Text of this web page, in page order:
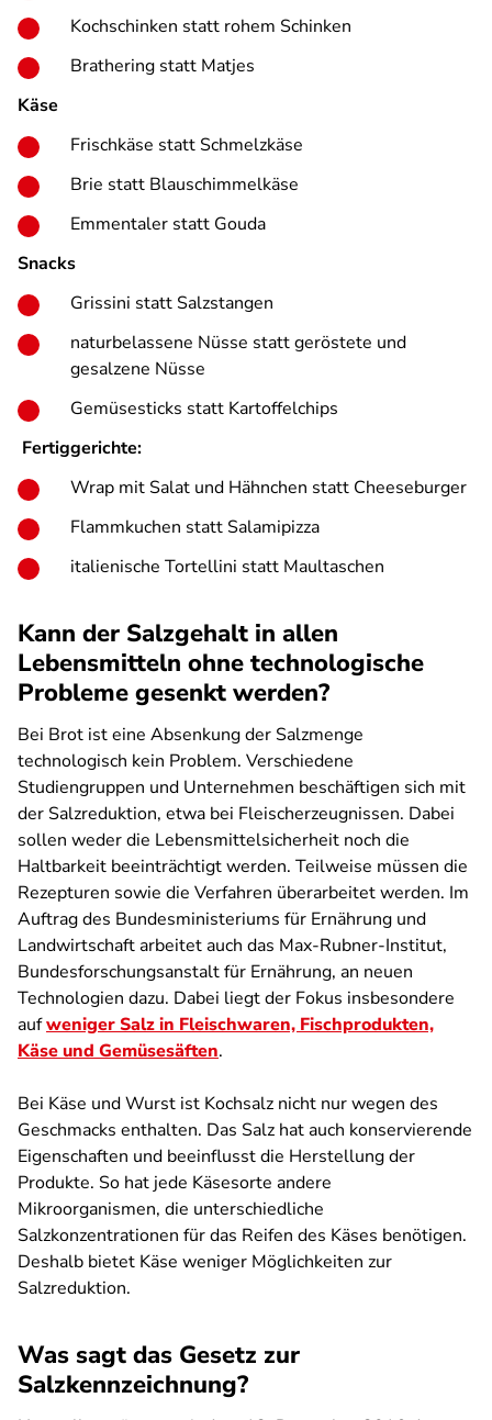
Kochschinken statt rohem Schinken
Brathering statt Matjes
Käse
Frischkäse statt Schmelzkäse
Brie statt Blauschimmelkäse
Emmentaler statt Gouda
Snacks
Grissini statt Salzstangen
naturbelassene Nüsse statt geröstete und
gesalzene Nüsse
Gemüsesticks statt Kartoffelchips
Fertiggerichte:
Wrap mit Salat und Hähnchen statt Cheeseburger
Flammkuchen statt Salamipizza
italienische Tortellini statt Maultaschen
Kann der Salzgehalt in allen
Lebensmitteln ohne technologische
Probleme gesenkt werden?
Bei Brot ist eine Absenkung der Salzmenge
technologisch kein Problem. Verschiedene
Studiengruppen und Unternehmen beschäftigen sich mit
der Salzreduktion, etwa bei Fleischerzeugnissen. Dabei
sollen weder die Lebensmittelsicherheit noch die
Haltbarkeit beeinträchtigt werden. Teilweise müssen die
Rezepturen sowie die Verfahren überarbeitet werden. Im
Auftrag des Bundesministeriums für Ernährung und
Landwirtschaft arbeitet auch das Max-Rubner-Institut,
Bundesforschungsanstalt für Ernährung, an neuen
Technologien dazu. Dabei liegt der Fokus insbesondere
aufweniger Salz in Fleischwaren, Fischprodukten,
Käse und Gemüsesäften.
Bei Käse und Wurst ist Kochsalz nicht nur wegen des
Geschmacks enthalten. Das Salz hat auch konservierende
Eigenschaften und beeinflusst die Herstellung der
Produkte. So hat jede Käsesorte andere
Mikroorganismen, die unterschiedliche
Salzkonzentrationen für das Reifen des Käses benötigen.
Deshalb bietet Käse weniger Möglichkeiten zur
Salzreduktion.
Was sagt das Gesetz zur
Salzkennzeichnung?